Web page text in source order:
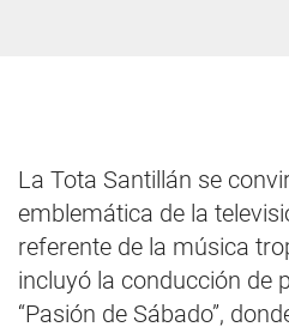
La Tota Santillán se
emblemática de la
referente de la música
incluyó la conducción de
“Pasión de Sábado”,